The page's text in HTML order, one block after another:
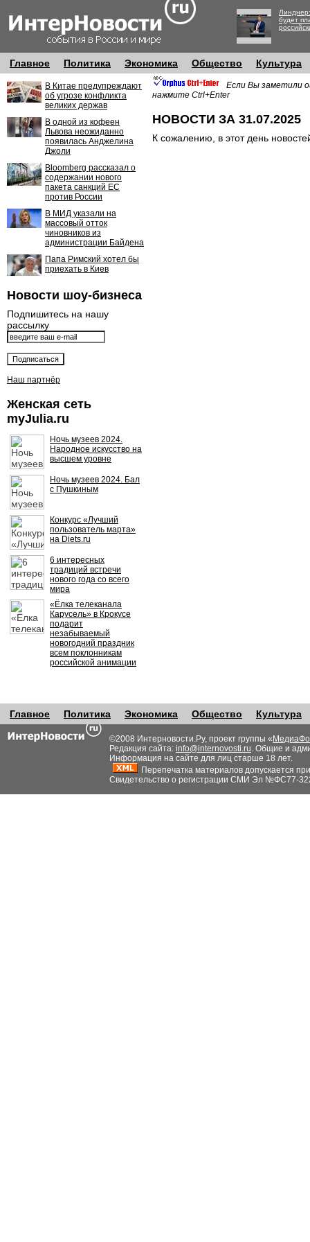
будет
Главное Политика Экономика Общество Культура
В Китае предупреждают
об угрозе конфликта
великих держав
В одной из кофеен
Львова неожиданно
появилась Анджелина
Джоли
Bloomberg рассказал о
содержании нового
пакета санкций ЕС
против России
В МИД указали на
массовый отток
чиновников из
администрации Байдена
Папа Римский хотел бы
приехать в Киев
Новости шоу-бизнеса
Подпишитесь на нашу
рассылку
Наш партнёр
Женская сеть
myJulia.ru
Ночь музеев 2024.
Народное искусство на
высшем уровне
Ночь музеев 2024. Бал
с Пушкиным
Конкурс «Лучший
пользователь марта»
на Diets.ru
6 интересных
традиций встречи
нового года со всего
мира
«Ёлка телеканала
Карусель» в Крокусе
подарит
незабываемый
новогодний праздник
всем поклонникам
российской анимации
Если Вы заметили
нажмите Ctrl+Enter
НОВОСТИ ЗА 31.07.2025
К сожалению, в этот день
Главное Политика Экономика Общество Культура
©2008 Интерновости.Ру, проект группы «
Редакция сайта: info@internovosti.ru. Общие и
Информация на сайте для лиц старше 18 лет.
Перепечатка материалов допускается
Свидетельство о регистрации СМИ Эл №ФС77-